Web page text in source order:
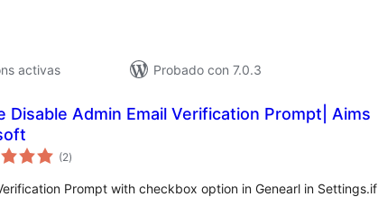
activas
Probado con 7.0.3
Disable Admin Email Verification Prompt| Aims
(2valoracións
totais
)
Prompt with checkbox option in Genearl in Settings.if